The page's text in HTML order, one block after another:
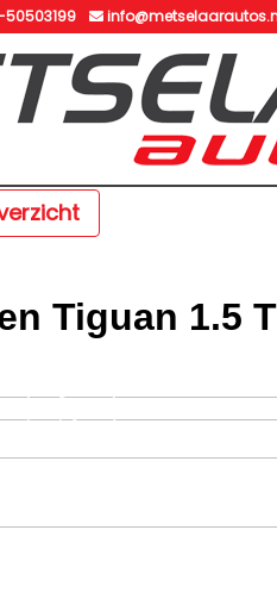
Tiguan 1.5